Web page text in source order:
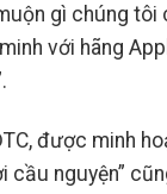
gì chúng tôi
với hãng
được minh
nguyện”